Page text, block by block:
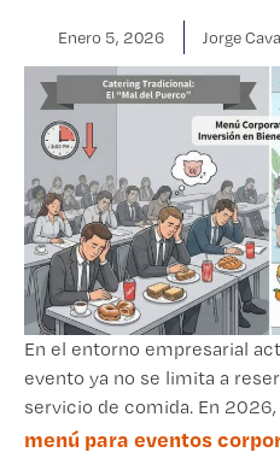
Enero 5, 2026 Jorge
En el entorno empresarial
evento ya no se limita a
servicio de comida. En 2026,
menú para eventos